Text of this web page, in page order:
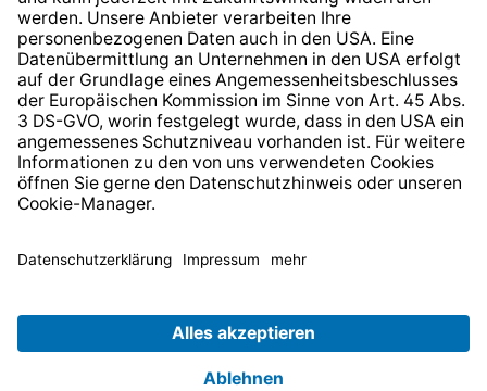
* Alle Preise inkl. gesetzl. Mehrwertsteuer zzgl.
anders angegeben.
© 2026 TechniSat Digital GmbH
TechniSat ist ein Unternehmen der